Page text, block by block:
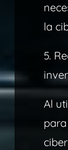
la
5.
Al